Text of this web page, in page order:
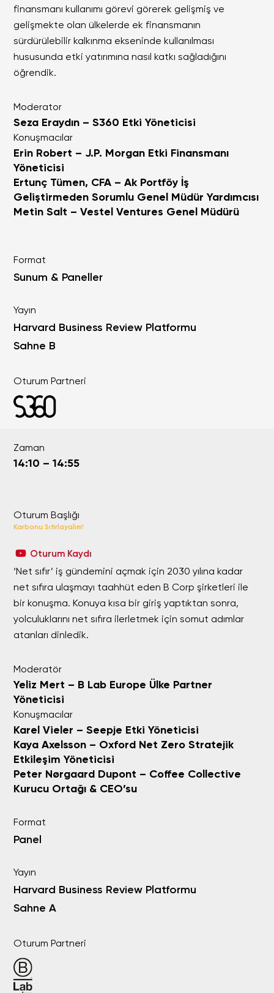
finansmanı kullanımı görevi görerek gelişmiş ve
gelişmekte olan ülkelerde ek finansmanın
sürdürülebilir kalkınma ekseninde kullanılması
hususunda etki yatırımına nasıl katkı sağladığını
öğrendik.
Moderator
Seza Eraydın – S360 Etki Yöneticisi
Konuşmacılar
Erin Robert – J.P. Morgan Etki Finansmanı
Yöneticisi
Ertunç Tümen, CFA – ‎Ak Portföy İş
Geliştirmeden Sorumlu Genel Müdür Yardımcısı
Metin Salt – Vestel Ventures Genel Müdürü
Format
Sunum & Paneller
Yayın
Harvard Business Review Platformu
Sahne B
Oturum Partneri
Zaman
14:10 – 14:55
Oturum Başlığı
Karbonu Sıfırlayalım!
Oturum Kaydı
‘Net sıfır’ iş gündemini açmak için 2030 yılına kadar
net sıfıra ulaşmayı taahhüt eden B Corp şirketleri ile
bir konuşma. Konuya kısa bir giriş yaptıktan sonra,
yolculuklarını net sıfıra ilerletmek için somut adımlar
atanları dinledik.
Moderatör
Yeliz Mert – B Lab Europe Ülke Partner
Yöneticisi
Konuşmacılar
Karel Vieler – Seepje Etki Yöneticisi
Kaya Axelsson – Oxford Net Zero Stratejik
Etkileşim Yöneticisi
Peter Nørgaard Dupont – Coffee Collective
Kurucu Ortağı & CEO’su
Format
Panel
Yayın
Harvard Business Review Platformu
Sahne A
Oturum Partneri